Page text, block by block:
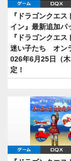
ゲーム
『ドラゴンクエ
イン』最新追加パ
『ドラゴンクエ
迷い子たち オン
026年6月25日（
定！
ゲーム